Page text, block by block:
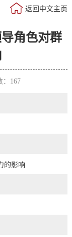
返回中文主页
角色对群
167
的影响